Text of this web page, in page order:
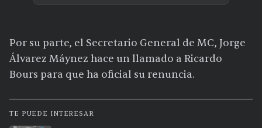
Por su parte, el Secretario General de MC, Jorge
Álvarez Máynez hace un llamado a Ricardo
Bours para que ha oficial su renuncia.
TE PUEDE INTERESAR